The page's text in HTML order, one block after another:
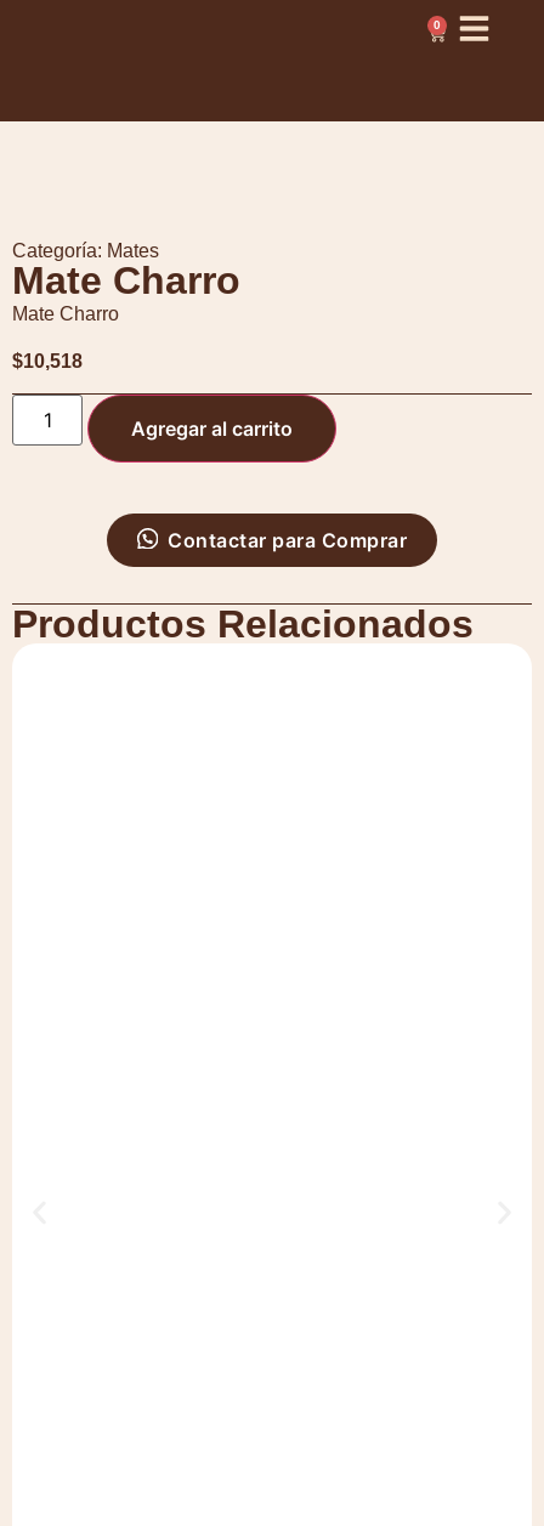
0
Categoría: Mates
Mate Charro
Mate Charro
$10,518
Agregar al carrito
Contactar para Comprar
Productos Relacionados